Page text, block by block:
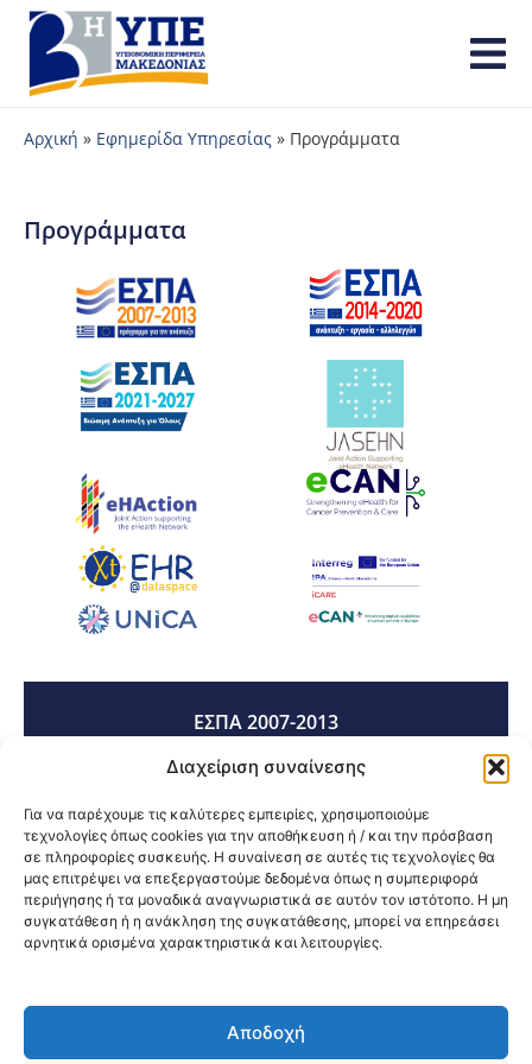
Διαχείριση συναίνεσης
Για να παρέχουμε τις καλύτερες εμπειρίες, χρησιμοποιούμε
τεχνολογίες όπως cookies για την αποθήκευση ή / και την πρόσβαση
σε πληροφορίες συσκευής. Η συναίνεση σε αυτές τις τεχνολογίες θα
μας επιτρέψει να επεξεργαστούμε δεδομένα όπως η συμπεριφορά
περιήγησης ή τα μοναδικά αναγνωριστικά σε αυτόν τον ιστότοπο. Η μη
συγκατάθεση ή η ανάκληση της συγκατάθεσης, μπορεί να επηρεάσει
αρνητικά ορισμένα χαρακτηριστικά και λειτουργίες.
Αποδοχή
Αρχική » Εφημερίδα Υπηρεσίας » Προγράμματα
Προγράμματα
ΕΣΠΑ 2007-2013
ΕΣΠΑ 2014-2020
ΕΣΠΑ 2021-2027
@2026 3ype.gr All rights reserved